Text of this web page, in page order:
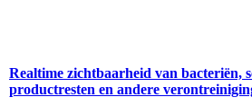
Realtime zichtbaarheid van bacteriën,
productresten en andere